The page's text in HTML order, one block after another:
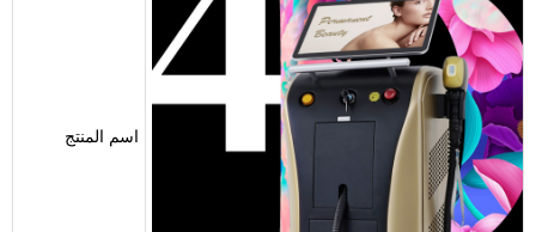
اسم المنتج